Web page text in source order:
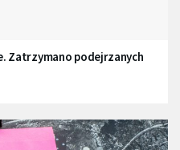
Zatrzymano podejrzanych